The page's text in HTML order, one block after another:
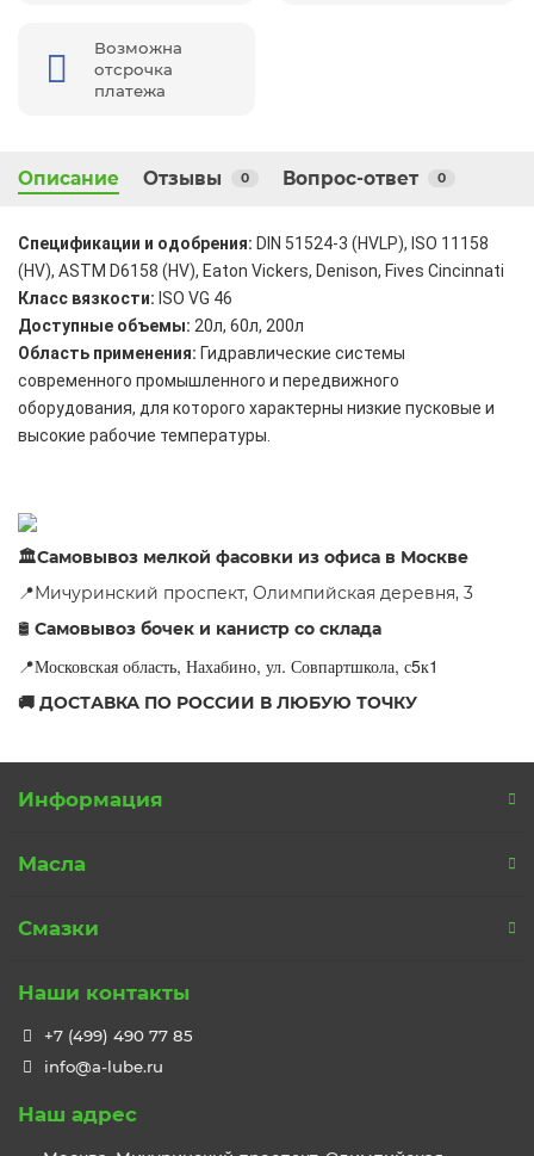
Возможна
отсрочка
платежа
Описание Отзывы 0 Вопрос-ответ 0
Спецификации и одобрения: DIN 51524-3 (HVLP), ISO 11158
(HV), ASTM D6158 (HV), Eaton Vickers, Denison, Fives Cincinnati
Класс вязкости: ISO VG 46
Доступные объемы: 20л, 60л, 200л
Область применения: Гидравлические системы
современного промышленного и передвижного
оборудования, для которого характерны низкие пусковые и
высокие рабочие температуры.
🏛Самовывоз мелкой фасовки из офиса в Москве
📍Мичуринский проспект, Олимпийская деревня, 3
🛢 Самовывоз бочек и канистр со склада
📍Московская область, Нахабино, ул. Совпартшкола, с5к1
🚚 ДОСТАВКА ПО РОССИИ В ЛЮБУЮ ТОЧКУ
Информация
Масла
Смазки
Наши контакты
+7 (499) 490 77 85
info@a-lube.ru
Наш адрес